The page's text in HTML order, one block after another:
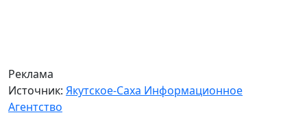
Реклама
Источник: Якутское-Саха Информационное
Агентство